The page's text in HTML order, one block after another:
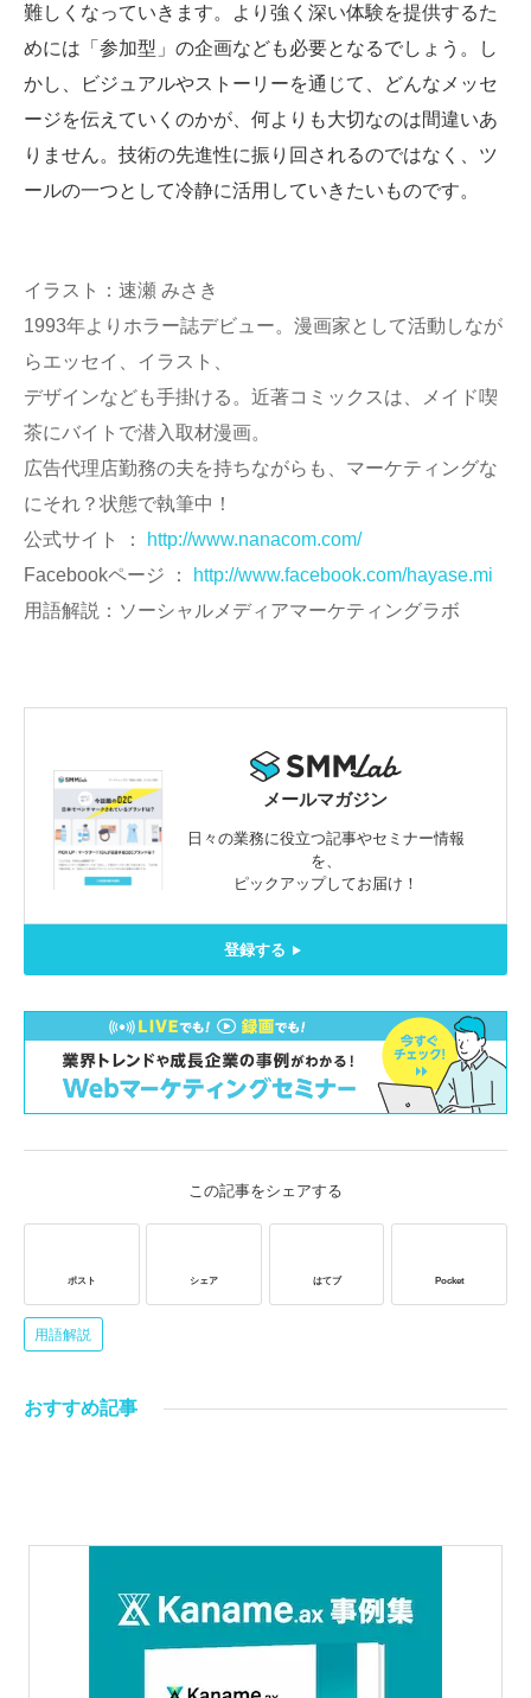
難しくなっていきます。より強く深い体験を提供するた
めには「参加型」の企画なども必要となるでしょう。し
かし、ビジュアルやストーリーを通じて、どんなメッセ
ージを伝えていくのかが、何よりも大切なのは間違いあ
りません。技術の先進性に振り回されるのではなく、ツ
ールの一つとして冷静に活用していきたいものです。
イラスト：速瀬 みさき
1993年よりホラー誌デビュー。漫画家として活動しなが
らエッセイ、イラスト、
デザインなども手掛ける。近著コミックスは、メイド喫
茶にバイトで潜入取材漫画。
広告代理店勤務の夫を持ちながらも、マーケティングな
にそれ？状態で執筆中！
公式サイト ：
http://www.nanacom.com/
Facebookページ ：
http://www.facebook.com/hayase.mi
用語解説：ソーシャルメディアマーケティングラボ
メールマガジン
日々の業務に役立つ記事やセミナー情報
を、
ピックアップしてお届け！
登録する
この記事をシェアする
ポスト シェア はてブ Pocket
用語解説
おすすめ記事